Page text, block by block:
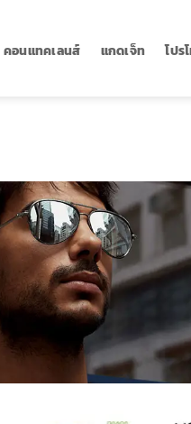
คอนแทคเลนส์ แกดเจ็ท โปร